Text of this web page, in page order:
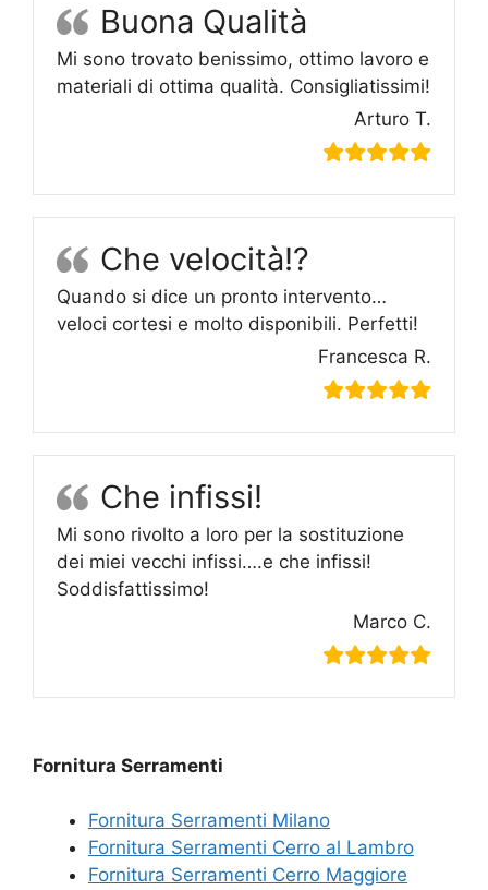
Buona Qualità
Mi sono trovato benissimo, ottimo lavoro e
materiali di ottima qualità. Consigliatissimi!
Arturo T.
Che velocità!?
Quando si dice un pronto intervento…
veloci cortesi e molto disponibili. Perfetti!
Francesca R.
Che infissi!
Mi sono rivolto a loro per la sostituzione
dei miei vecchi infissi….e che infissi!
Soddisfattissimo!
Marco C.
Fornitura Serramenti
Fornitura Serramenti Milano
Fornitura Serramenti Cerro al Lambro
Fornitura Serramenti Cerro Maggiore